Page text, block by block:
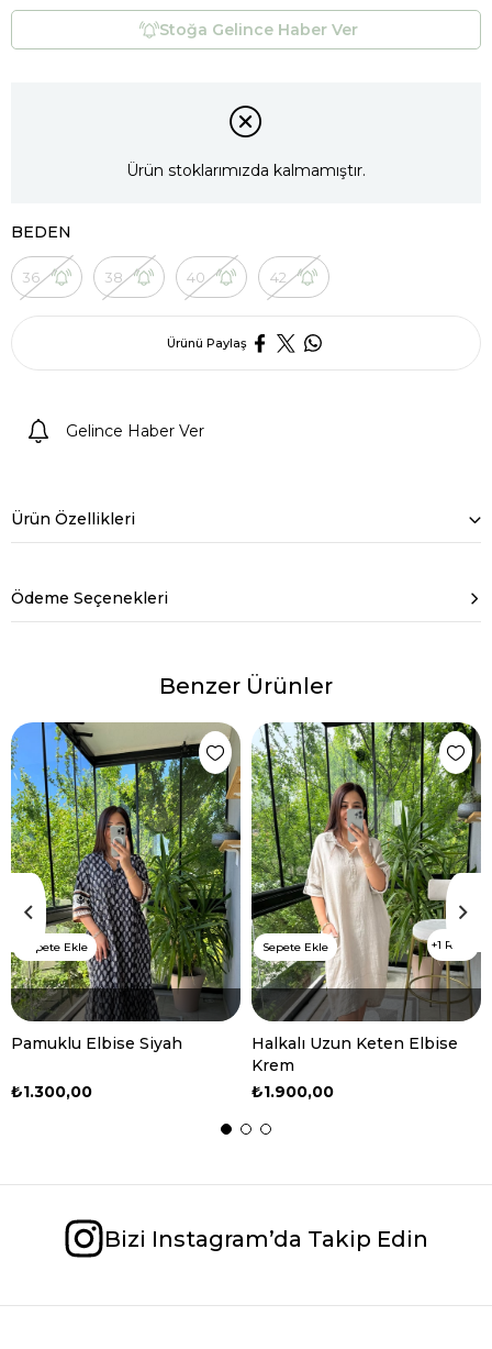
Stoğa Gelince Haber Ver
Ürün stoklarımızda kalmamıştır.
BEDEN
36 38 40 42
Ürünü Paylaş
Gelince Haber Ver
Ürün Özellikleri
Ödeme Seçenekleri
Benzer Ürünler
Pamuklu Elbise Siyah
₺1.300,00
Sepete Ekle 1 Renk
Halkalı Uzun Keten Elbise
Krem
₺1.900,00
Sepete Ekle
Bizi Instagram’da Takip Edin